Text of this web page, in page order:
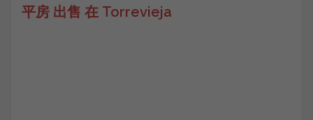
平房 出售 在 Torrevieja